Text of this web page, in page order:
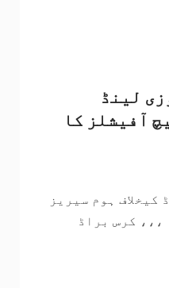
لینڈ
آفیشلز کا
ہوم سیریز
،،، کرس براڈ